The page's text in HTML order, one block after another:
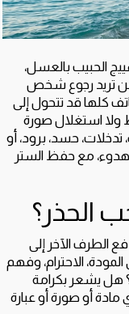
الحبيب بالعسل،
لمن تريد رجوع شخص
كلها قد تتحول إلى
ولا استغلال صورة
حسد، برود، أو
مع حفظ الستر
الحذر؟
الطرف الآخر إلى
الاحترام، وفهم
هل يشعر بكرامة
أو صورة أو عبارة